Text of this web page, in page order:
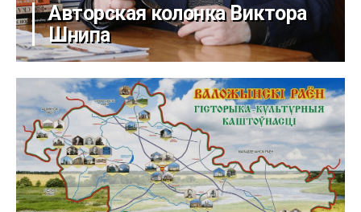
Авторская колонка Виктора
Шнипа